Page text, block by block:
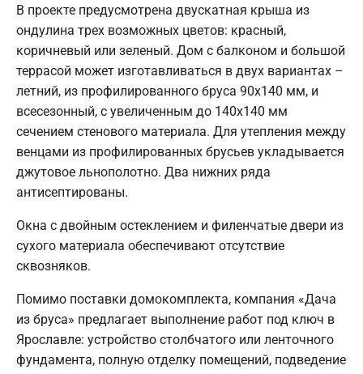
В проекте предусмотрена двускатная крыша из
ондулина трех возможных цветов: красный,
коричневый или зеленый. Дом с балконом и большой
террасой может изготавливаться в двух вариантах –
летний, из профилированного бруса 90х140 мм, и
всесезонный, с увеличенным до 140х140 мм
сечением стенового материала. Для утепления между
венцами из профилированных брусьев укладывается
джутовое льнополотно. Два нижних ряда
антисептированы.
Окна с двойным остеклением и филенчатые двери из
сухого материала обеспечивают отсутствие
сквозняков.
Помимо поставки домокомплекта, компания «Дача
из бруса» предлагает выполнение работ под ключ в
Ярославле: устройство столбчатого или ленточного
фундамента, полную отделку помещений, подведение